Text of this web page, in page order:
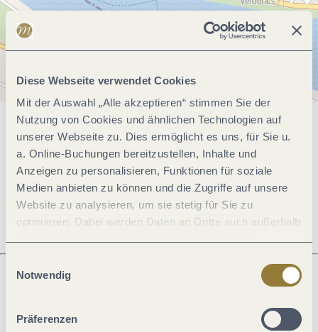
Diese Webseite verwendet Cookies
Mit der Auswahl „Alle akzeptieren“ stimmen Sie der
Nutzung von Cookies und ähnlichen Technologien auf
unserer Webseite zu. Dies ermöglicht es uns, für Sie u.
a. Online-Buchungen bereitzustellen, Inhalte und
Anzeigen zu personalisieren, Funktionen für soziale
Medien anbieten zu können und die Zugriffe auf unsere
Website zu analysieren, um sie stetig für Sie zu
optimieren. Dabei werden Daten an Dritte auch außerhalb
jederzeit widerrufen werden. Mit der Auswahl "Alle
ablehnen" kann es zu Beeinträchtigungen in der Nutzung
Notwendig
Präferenzen
Allgemeine Informationen
Öffnungszeiten